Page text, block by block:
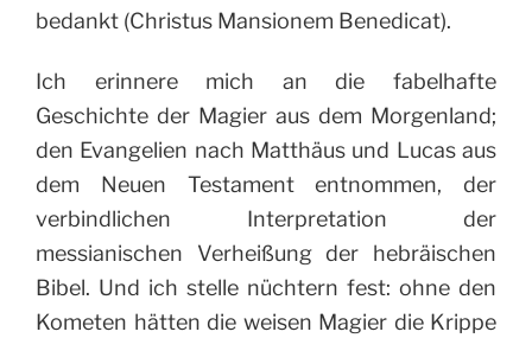
bedankt (Christus Mansionem Benedicat).
Ich erinnere mich an die fabelhafte
Geschichte der Magier aus dem Morgenland;
den Evangelien nach Matthäus und Lucas aus
dem Neuen Testament entnommen, der
verbindlichen Interpretation der
messianischen Verheißung der hebräischen
Bibel. Und ich stelle nüchtern fest: ohne den
Kometen hätten die weisen Magier die Krippe